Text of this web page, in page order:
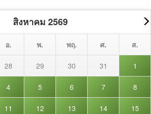
สิงหาคม 2569
อ. พ. พฤ. ศ. ส.
28 29 30 31 1
4 5 6 7 8
11 12 13 14 15